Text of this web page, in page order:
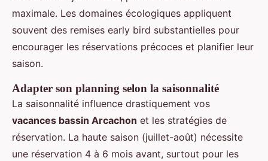
maximale. Les domaines écologiques appliquent
souvent des remises early bird substantielles pour
encourager les réservations précoces et planifier leur
saison.
Adapter son planning selon la saisonnalité
La saisonnalité influence drastiquement vos
vacances bassin Arcachon et les stratégies de
réservation. La haute saison (juillet-août) nécessite
une réservation 4 à 6 mois avant, surtout pour les